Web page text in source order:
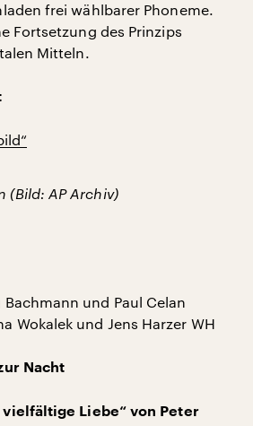
frei wählbarer Phoneme.
Fortsetzung des Prinzips
Mitteln.
(Bild: AP Archiv)
Bachmann und Paul Celan
Wokalek und Jens Harzer WH
Nacht
vielfältige Liebe“ von Peter